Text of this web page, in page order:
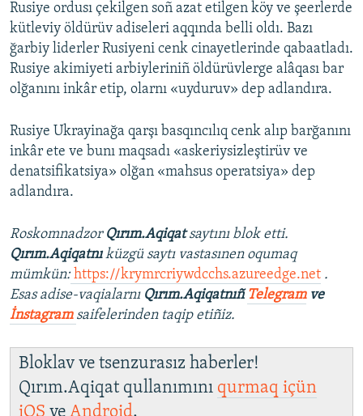
Rusiye ordusı çekilgen soñ azat etilgen köy ve şeerlerde
kütleviy öldürüv adiseleri aqqında belli oldı. Bazı
ğarbiy liderler Rusiyeni cenk cinayetlerinde qabaatladı.
Rusiye akimiyeti arbiyleriniñ öldürüvlerge alâqası bar
olğanını inkâr etip, olarnı «uyduruv» dep adlandıra.
Rusiye Ukrayinağa qarşı basqıncılıq cenk alıp barğanını
inkâr ete ve bunı maqsadı «askeriysizleştirüv ve
denatsifikatsiya» olğan «mahsus operatsiya» dep
adlandıra.
Roskomnadzor Qırım.Aqiqatsaytını blok etti.
Qırım.Aqiqatnıküzgü saytı vastasınen oqumaq
mümkün: https://krymrcriywdcchs.azureedge.net .
Esas adise-vaqialarnı Qırım.Aqiqatnıñ Telegramve
İnstagram saifelerinden taqip etiñiz.
Bloklav ve tsenzurasız haberler!
Qırım.Aqiqat qullanımını qurmaq içün